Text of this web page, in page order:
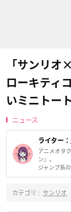
「サンリオ
ローキティ
いミニトー
ニュース
ライター：
アニメオタ
ン』。
ジャンプ系
カテゴリ : サンリオ